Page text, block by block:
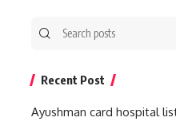
Search
Recent Post
Ayushman card hospital